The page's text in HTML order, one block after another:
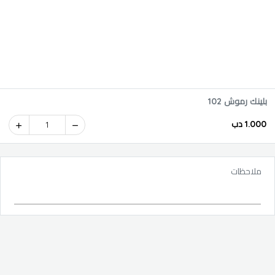
بلينك رموش 102
1.000 دب 1
ملاحظات